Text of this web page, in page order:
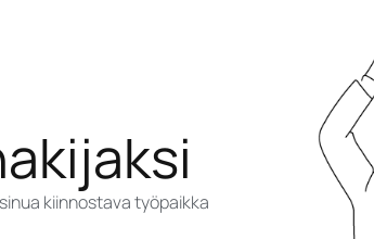
kiinnostava työpaikka